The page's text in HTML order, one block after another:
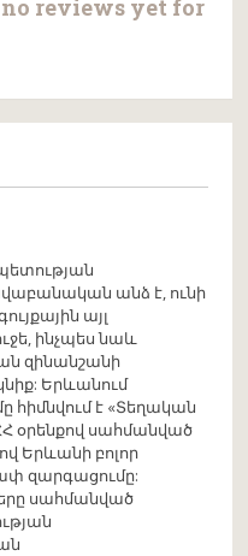
no reviews yet for
անձ է, ունի
այլ
ինչպես նաև
զինանշանի
Երևանում
է «Տեղական
օրենքով սահմանված
Երևանի բոլոր
զարգացումը:
սահմանված